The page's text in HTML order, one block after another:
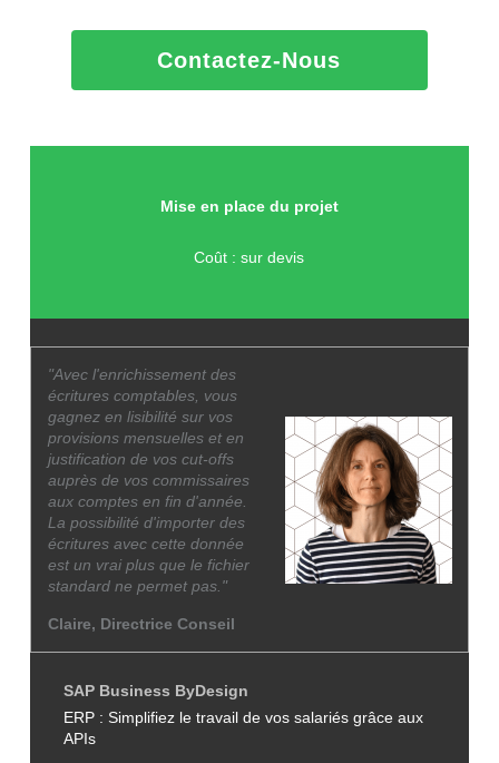
Contactez-Nous
Mise en place du projet
Coût : sur devis
"Avec l'enrichissement des
écritures comptables, vous
gagnez en lisibilité sur vos
provisions mensuelles et en
justification de vos cut-offs
auprès de vos commissaires
aux comptes en fin d'année.
La possibilité d'importer des
écritures avec cette donnée
est un vrai plus que le fichier
standard ne permet pas."
Claire, Directrice Conseil
SAP Business ByDesign
ERP : Simplifiez le travail de vos salariés grâce aux
APIs